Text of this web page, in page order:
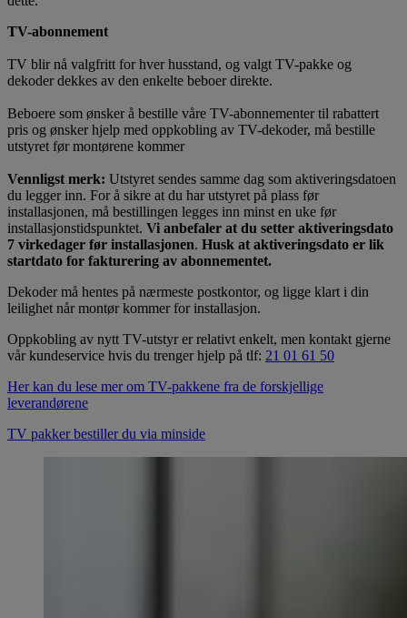
TV-abonnement
TV blir nå valgfritt for hver husstand, og valgt TV-pakke og
dekoder dekkes av den enkelte beboer direkte.
Beboere som ønsker å bestille våre TV-abonnementer til rabattert
pris og ønsker hjelp med oppkobling av TV-dekoder, må bestille
utstyret før montørene kommer
Vennligst merk: Utstyret sendes samme dag som aktiveringsdatoen
du legger inn. For å sikre at du har utstyret på plass før
installasjonen, må bestillingen legges inn minst en uke før
installasjonstidspunktet. Vi anbefaler at du setter aktiveringsdato
7 virkedager før installasjonen. Husk at aktiveringsdato er lik
startdato for fakturering av abonnementet.
Dekoder må hentes på nærmeste postkontor, og ligge klart i din
leilighet når montør kommer for installasjon.
Oppkobling av nytt TV-utstyr er relativt enkelt, men kontakt gjerne
vår kundeservice hvis du trenger hjelp på tlf: 21 01 61 50
Her kan du lese mer om TV-pakkene fra de forskjellige
leverandørene
TV pakker bestiller du via minside